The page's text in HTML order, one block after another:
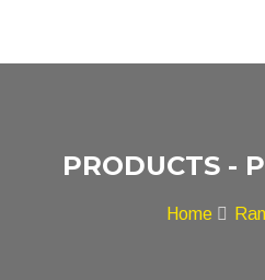
PRODUCTS -
Home